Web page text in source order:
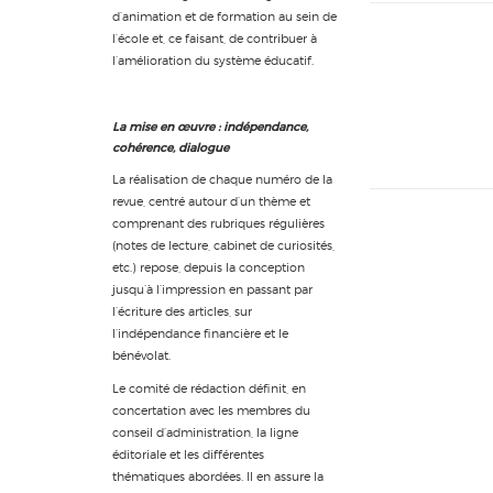
d’animation et de formation au sein de
l’école et, ce faisant, de contribuer à
l’amélioration du système éducatif.
La mise en œuvre : indépendance,
cohérence, dialogue
La réalisation de chaque numéro de la
revue, centré autour d’un thème et
comprenant des rubriques régulières
(notes de lecture, cabinet de curiosités,
etc.) repose, depuis la conception
jusqu’à l’impression en passant par
l’écriture des articles, sur
l’indépendance financière et le
bénévolat.
Le comité de rédaction définit, en
concertation avec les membres du
conseil d’administration, la ligne
éditoriale et les différentes
thématiques abordées. Il en assure la